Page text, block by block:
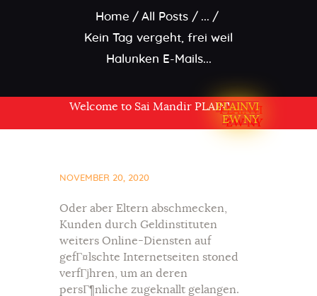
Home All Posts
...
Kein Tag vergeht, frei weil
Halunken E-Mails...
Welcome to Sai Mandir PLAINVIEW NY USA
PLAINVI
EW NY
NOVEMBER 20, 2020
Oder aber Eltern abschmecken,
Kunden durch Geldinstituten
weiters Online-Diensten auf
gefГ¤lschte Internetseiten stoned
verfГјhren, um an deren
persГ¶nliche zugeknallt gelangen.